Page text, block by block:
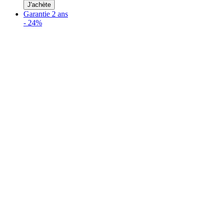
J'achète
Garantie 2 ans
- 24%